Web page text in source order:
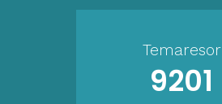
Temaresor
9201